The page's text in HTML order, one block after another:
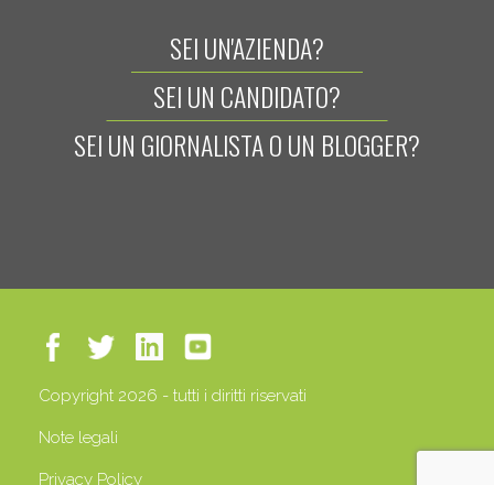
SEI UN'AZIENDA?
SEI UN CANDIDATO?
SEI UN GIORNALISTA O UN BLOGGER?
Copyright 2026 - tutti i diritti riservati
Note legali
Privacy Policy